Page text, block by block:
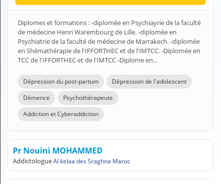
Professionnel de santé
Médicament
Questions médicales
Laboratoire
Vétérinaire
Diplomes et formations : -diplomée en Psychiayrie de la faculté
de médecine Henri Warembourg de Lille. -diplomée en
Psychiatrie de la faculté de médecine de Marrakech. -diplomée
en Shémathérapie de l'IFFORTHEC et de l'IMTCC. -Diplomée en
TCC de l'IFFORTHEC et de l'IMTCC -Diplome en...
Dépression du post-partum
Dépression de l'adolescent
Démence
Psychothérapeute
Addiction et Cyberaddiction
Pr Nouini MOHAMMED
AddictologueAl kelaa des Sraghna Maroc